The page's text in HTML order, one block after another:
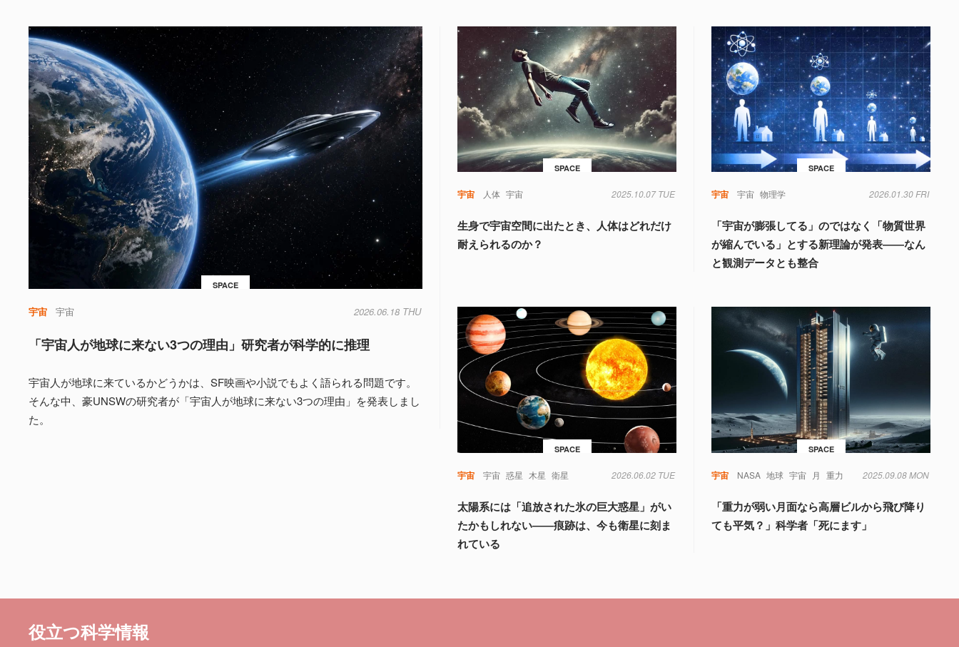
SPACE
宇宙 宇宙 2026.06.18 THU
「宇宙人が地球に来ない3つの理由」研究者が科学的に推理
宇宙人が地球に来ているかどうかは、SF映画や小説でもよく語られる問題です。
そんな中、豪UNSWの研究者が「宇宙人が地球に来ない3つの理由」を発表しまし
た。
SPACE
宇宙 人体 宇宙 2025.10.07 TUE
生身で宇宙空間に出たとき、人体はどれだけ
耐えられるのか？
SPACE
宇宙 宇宙 物理学 2026.01.30 FRI
「宇宙が膨張してる」のではなく「物質世界
が縮んでいる」とする新理論が発表――なん
と観測データとも整合
SPACE
宇宙 宇宙 惑星 木星 衛星 2026.06.02 TUE
太陽系には「追放された氷の巨大惑星」がい
たかもしれない――痕跡は、今も衛星に刻ま
れている
SPACE
宇宙 NASA 地球 宇宙 月 重力 2025.09.08 MON
「重力が弱い月面なら高層ビルから飛び降り
ても平気？」科学者「死にます」
役立つ科学情報